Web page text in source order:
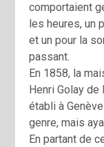
comportaient
les heures, un
et un pour la
passant.
En 1858, la
Henri Golay de
établi à
genre, mais
En partant de